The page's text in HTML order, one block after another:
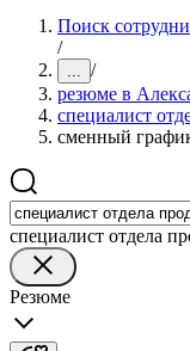
Поиск
/
... /
резюме в
специалист
сменный
специалист отдела
Резюме